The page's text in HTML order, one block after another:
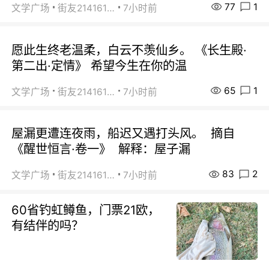
文学广场 街友21416156 7小时前 77 1
愿此生终老温柔，白云不羡仙乡。 《长生殿·
第二出·定情》 希望今生在你的温
文学广场 街友21416156 7小时前 65 1
屋漏更遭连夜雨，船迟又遇打头风。 摘自
《醒世恒言·卷一》 解释：屋子漏
文学广场 街友21416156 7小时前 83 2
60省钓虹鳟鱼，门票21欧，
有结伴的吗？